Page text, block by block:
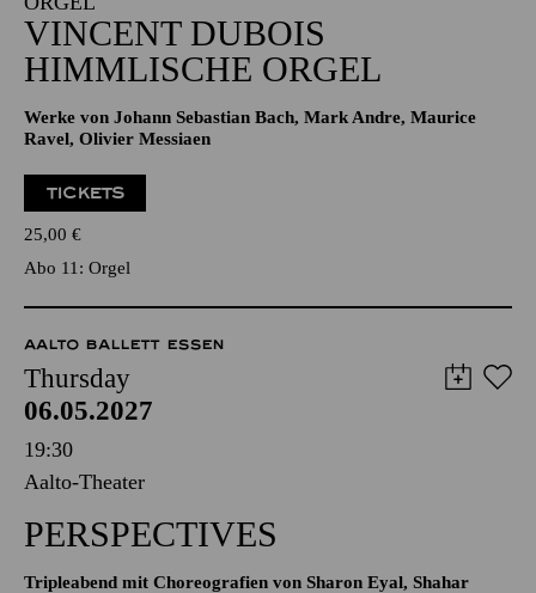
VINCENT DUBOIS
HIMMLISCHE ORGEL
Werke von Johann Sebastian Bach, Mark Andre, Maurice
Ravel, Olivier Messiaen
TICKETS
25,00 €
Abo 11: Orgel
AALTO BALLETT ESSEN
Thursday
06.05.2027
19:30
Aalto-Theater
PERSPECTIVES
Tripleabend mit Choreografien von Sharon Eyal, Shahar